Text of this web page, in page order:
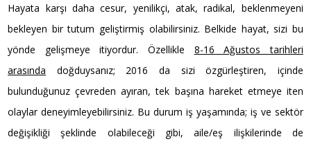
Hayata karşı daha cesur, yenilikçi, atak, radikal, beklenmeyeni
bekleyen bir tutum geliştirmiş olabilirsiniz. Belkide hayat, sizi bu
yönde gelişmeye itiyordur. Özellikle 8-16 Ağustos tarihleri
arasında doğduysanız; 2016 da sizi özgürleştiren, içinde
bulunduğunuz çevreden ayıran, tek başına hareket etmeye iten
olaylar deneyimleyebilirsiniz. Bu durum iş yaşamında; iş ve sektör
değişikliği şeklinde olabileceği gibi, aile/eş ilişkilerinde de